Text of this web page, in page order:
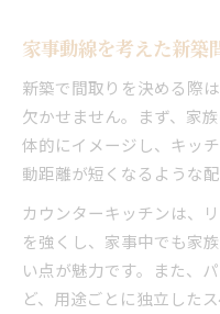
家事動線を考えた新築
新築で間取りを決める際
欠かせません。まず、家
体的にイメージし、キッ
動距離が短くなるような
カウンターキッチンは、
を強くし、家事中でも家
い点が魅力です。また、
ど、用途ごとに独立した